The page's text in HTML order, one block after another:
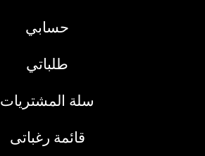
حسابي
طلباتي
سلة المشتريات
قائمة رغباتى